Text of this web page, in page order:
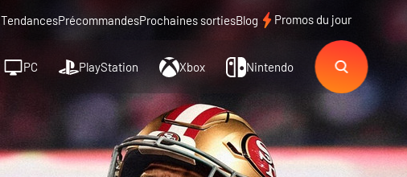
TendancesPrécommandesProchaines sortiesBlog Promos du jour
PC PlayStation Xbox Nintendo